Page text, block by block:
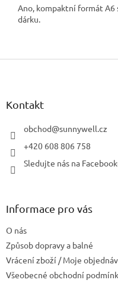
Ano, kompaktní formát
dárku.
Z
Kontakt
obchod@sunnywell.cz
+420 608 806 758
Sledujte nás na
Informace pro vás
O nás
Způsob dopravy a balné
Vrácení zboží / Moje
Všeobecné obchodní